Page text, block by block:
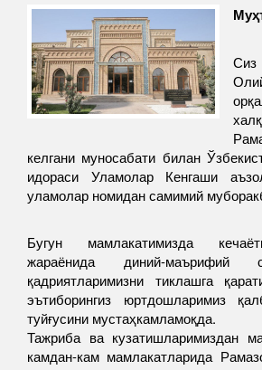
келгани муносабати билан
идораси Уламолар Кенгаши
уламолар номидан самимий
Бугун мамлакатимизда
жараёнида диний-маърифий
қадриятларимизни тиклашга
эътиборингиз юртдошларимиз
туйғусини мустаҳкамламоқда.
Тажриба ва кузатишларимиздан
камдан-кам мамлакатларида